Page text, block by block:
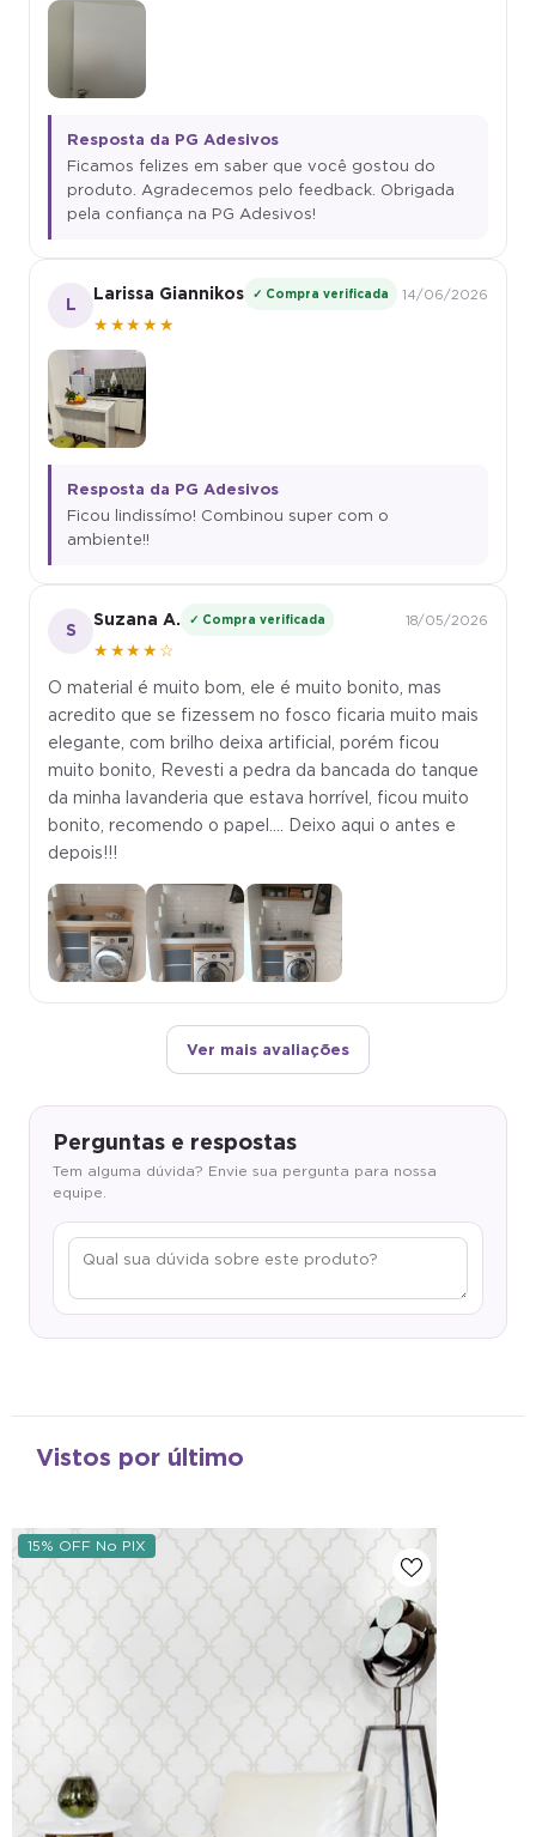
Resposta da PG Adesivos
Ficamos felizes em saber que você gostou do
produto. Agradecemos pelo feedback. Obrigada
pela confiança na PG Adesivos!
L
Larissa Giannikos ✓ Compra verificada
★★★★★
14/06/2026
Resposta da PG Adesivos
Ficou lindissímo! Combinou super com o
ambiente!!
S
Suzana A. ✓ Compra verificada
★★★★☆
18/05/2026
O material é muito bom, ele é muito bonito, mas
acredito que se fizessem no fosco ficaria muito mais
elegante, com brilho deixa artificial, porém ficou
muito bonito, Revesti a pedra da bancada do tanque
da minha lavanderia que estava horrível, ficou muito
bonito, recomendo o papel.... Deixo aqui o antes e
depois!!!
Ver mais avaliações
Perguntas e respostas
Tem alguma dúvida? Envie sua pergunta para nossa
equipe.
Vistos por último
15% OFF No PIX